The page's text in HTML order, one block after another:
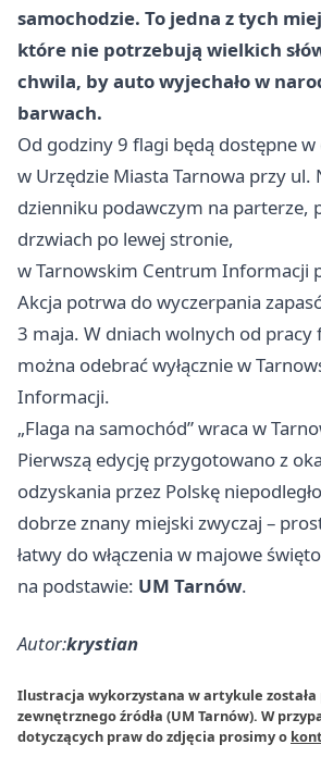
samochodzie. To jedna z tych
które nie potrzebują wielkich
chwila, by auto wyjechało w
barwach.
Od godziny 9 flagi będą dostępne
w Urzędzie Miasta Tarnowa przy ul.
dzienniku podawczym na parterze,
drzwiach po lewej stronie,
w Tarnowskim Centrum Informacji
Akcja potrwa do wyczerpania
3 maja. W dniach wolnych od pracy
można odebrać wyłącznie w
Informacji.
„Flaga na samochód” wraca w
Pierwszą edycję przygotowano z
odzyskania przez Polskę
dobrze znany miejski zwyczaj –
łatwy do włączenia w majowe
na podstawie: UM Tarnów.
Autor:krystian
Ilustracja wykorzystana w artykule została
zewnętrznego źródła (UM Tarnów). W
dotyczących praw do zdjęcia prosimy o